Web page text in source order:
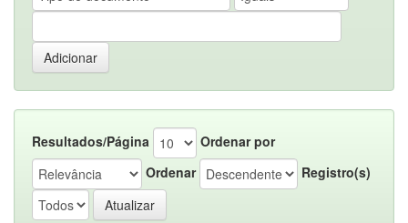
Resultados/Página
Ordenar por
Ordenar
Registro(s)